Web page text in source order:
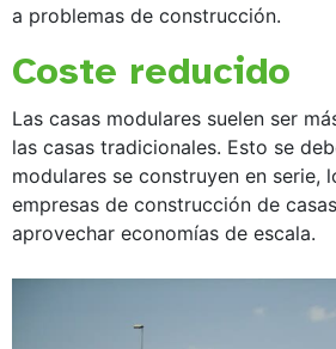
a problemas de construcción.
Coste reducido
Las casas modulares suelen ser
las casas tradicionales. Esto se
modulares se construyen en serie,
empresas de construcción de
aprovechar economías de escala.